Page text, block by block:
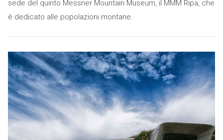
sede del quinto Messner Mountain Museum, il MMM Ripa, che
è dedicato alle popolazioni montane.